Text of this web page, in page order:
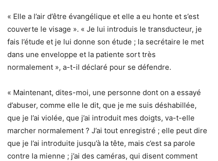
« Elle a l’air d’être évangélique et elle a eu honte et s’est
couverte le visage ». « Je lui introduis le transducteur, je
fais l’étude et je lui donne son étude ; la secrétaire le met
dans une enveloppe et la patiente sort très
normalement », a-t-il déclaré pour se défendre.
« Maintenant, dites-moi, une personne dont on a essayé
d’abuser, comme elle le dit, que je me suis déshabillée,
que je l’ai violée, que j’ai introduit mes doigts, va-t-elle
marcher normalement ? J’ai tout enregistré ; elle peut dire
que je l’ai introduite jusqu’à la tête, mais c’est sa parole
contre la mienne ; j’ai des caméras, qui disent comment